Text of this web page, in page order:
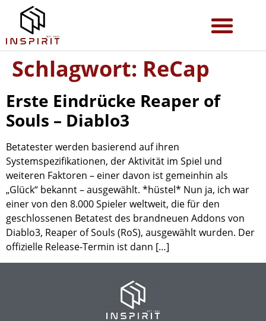
Schlagwort: ReCap
Erste Eindrücke Reaper of
Souls – Diablo3
Betatester werden basierend auf ihren
Systemspezifikationen, der Aktivität im Spiel und
weiteren Faktoren – einer davon ist gemeinhin als
„Glück“ bekannt – ausgewählt. *hüstel* Nun ja, ich war
einer von den 8.000 Spieler weltweit, die für den
geschlossenen Betatest des brandneuen Addons von
Diablo3, Reaper of Souls (RoS), ausgewählt wurden. Der
offizielle Release-Termin ist dann […]